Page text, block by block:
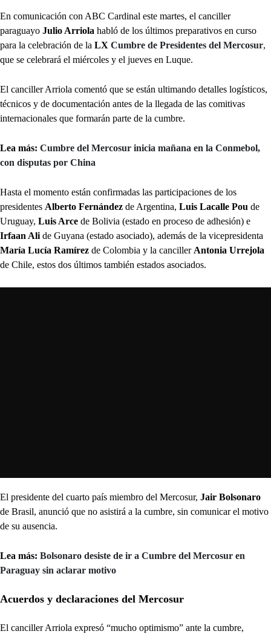
En comunicación con ABC Cardinal este martes, el canciller
paraguayo Julio Arriola habló de los últimos preparativos en curso
para la celebración de la LX Cumbre de Presidentes del Mercosur,
que se celebrará el miércoles y el jueves en Luque.
El canciller Arriola comentó que se están ultimando detalles logísticos,
técnicos y de documentación antes de la llegada de las comitivas
internacionales que formarán parte de la cumbre.
Lea más: Cumbre del Mercosur inicia mañana en la Conmebol,
con disputas por China
Hasta el momento están confirmadas las participaciones de los
presidentes Alberto Fernández de Argentina, Luis Lacalle Pou de
Uruguay, Luis Arce de Bolivia (estado en proceso de adhesión) e
Irfaan Ali de Guyana (estado asociado), además de la vicepresidenta
María Lucía Ramírez de Colombia y la canciller Antonia Urrejola
de Chile, estos dos últimos también estados asociados.
El presidente del cuarto país miembro del Mercosur, Jair Bolsonaro
de Brasil, anunció que no asistirá a la cumbre, sin comunicar el motivo
de su ausencia.
Lea más: Bolsonaro desiste de ir a Cumbre del Mercosur en
Paraguay sin aclarar motivo
Acuerdos y declaraciones del Mercosur
El canciller Arriola expresó “mucho optimismo” ante la cumbre,